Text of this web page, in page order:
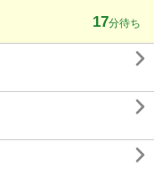
17分待ち


